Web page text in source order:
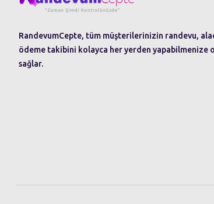
RandevumCepte, tüm müşterilerinizin randevu,
ödeme takibini kolayca her yerden yapabilmenize
sağlar.